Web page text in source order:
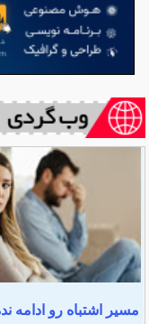
مسیر اشتباه رو ادامه